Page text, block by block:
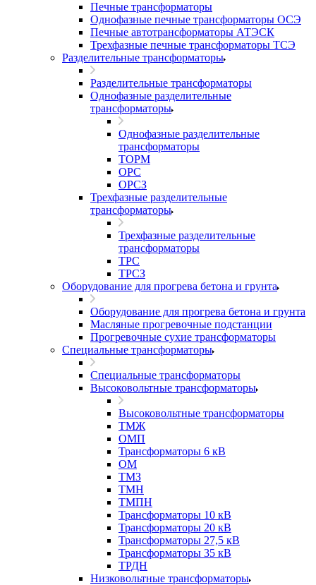
Печные трансформаторы
Однофазные печные трансформаторы ОСЭ
Печные автотрансформаторы АТЭСК
Трехфазные печные трансформаторы ТСЭ
Разделительные трансформаторы
Разделительные трансформаторы
Однофазные разделительные
трансформаторы
Однофазные разделительные
трансформаторы
ТОРМ
ОРС
ОРСЗ
Трехфазные разделительные
трансформаторы
Трехфазные разделительные
трансформаторы
ТРС
ТРСЗ
Оборудование для прогрева бетона и грунта
Оборудование для прогрева бетона и грунта
Масляные прогревочные подстанции
Прогревочные сухие трансформаторы
Специальные трансформаторы
Специальные трансформаторы
Высоковольтные трансформаторы
Высоковольтные трансформаторы
ТМЖ
ОМП
Трансформаторы 6 кВ
ОМ
ТМЗ
ТМН
ТМПН
Трансформаторы 10 кВ
Трансформаторы 20 кВ
Трансформаторы 27,5 кВ
Трансформаторы 35 кВ
ТРДН
Низковольтные трансформаторы